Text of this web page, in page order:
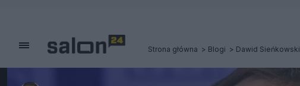
Strona główna Blogi Dawid Sieńkowski